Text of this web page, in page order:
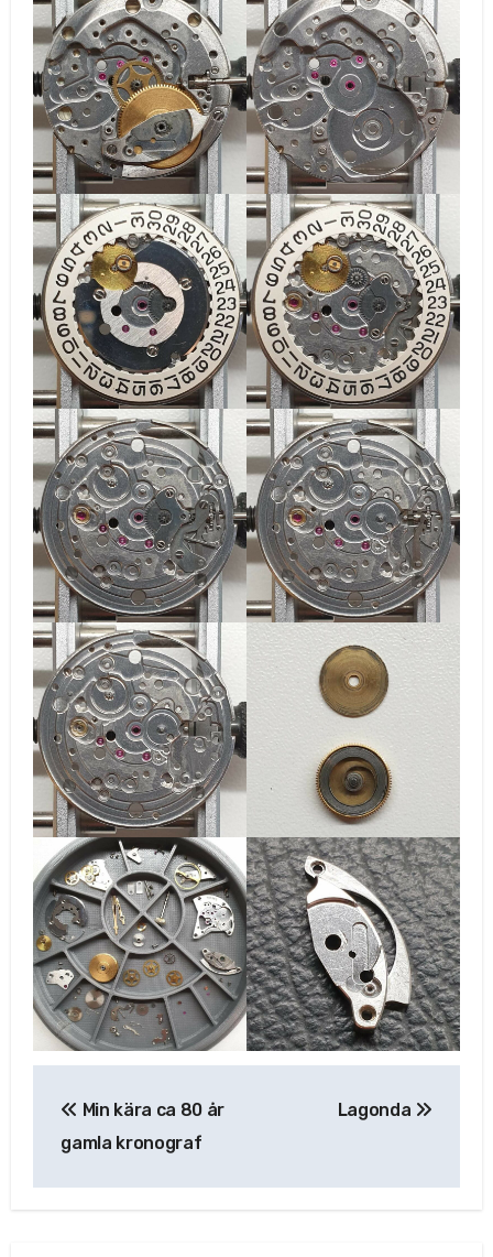
Min kära ca 80 år
gamla kronograf
Lagonda